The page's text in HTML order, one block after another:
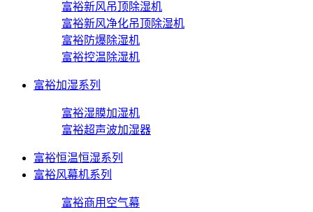
富裕新风吊顶除湿机
富裕新风净化吊顶除湿机
富裕防爆除湿机
富裕控温除湿机
富裕加湿系列
富裕湿膜加湿机
富裕超声波加湿器
富裕恒温恒湿系列
富裕风幕机系列
富裕商用空气幕